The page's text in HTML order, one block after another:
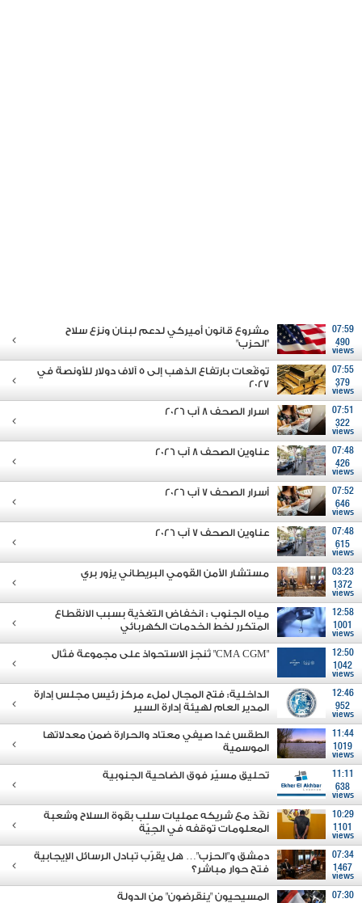
07:59
490
views
مشروع قانون أميركي لدعم لبنان ونزع سلاح
"الحزب"
07:55
379
views
توقّعات بارتفاع الذهب إلى 5 آلاف دولار للأونصة في
2027
07:51
322
views
اسرار الصحف 8 آب 2026
07:48
426
views
عناوين الصحف 8 آب 2026
07:52
646
views
أسرار الصحف 7 آب 2026
07:48
615
views
عناوين الصحف 7 آب 2026
03:23
1372
views
مستشار الأمن القومي البريطاني يزور بري
12:58
1001
views
مياه الجنوب : انخفاض التغذية بسبب الانقطاع
المتكرر لخط الخدمات الكهربائي
12:50
1042
views
"CMA CGM" تُنجز الاستحواذ على مجموعة فتّال
12:46
952
views
الداخلية: فتح المجال لملء مركز رئيس مجلس إدارة
المدير العام لهيئة إدارة السير
11:44
1019
views
الطقس غدا صيفي معتاد والحرارة ضمن معدلاتها
الموسمية
11:11
638
views
تحليق مسيّر فوق الضاحية الجنوبية
10:29
1101
views
نفّذ مع شريكه عمليات سلب بقوة السلاح وشعبة
المعلومات توقفه في الجِيّة
07:34
1467
views
دمشق و"الحزب"… هل يقرّب تبادل الرسائل الإيجابية
فتح حوار مباشر؟
07:30
المسيحيون "ينقرضون" من الدولة